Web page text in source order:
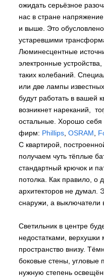
ожидать серьёзное
нас в стране
и выше. Это
устаревшими
Люминесцентные
электронные
таких колебаний.
или две лампы
будут работать в вашей
возникнет нареканий,
остальные. Хорошо
фирм: Phillips OSRAM
С квартирой,
получаем чуть тёплые
стандартный крючок и
потолка. Как правило, о
архитекторов не думал.
снаружи, а выключатели
Светильник в центре
недостатками,
пространство внизу.
боковые стены, угловые
нужную степень